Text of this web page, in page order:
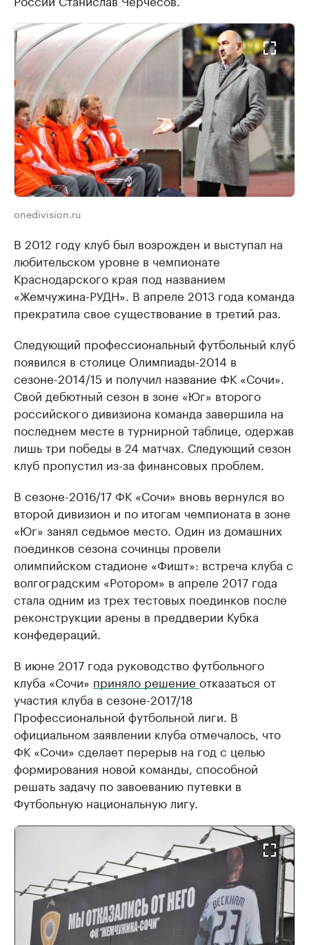
onedivision.ru
В 2012 году клуб был возрожден и выступал на
любительском уровне в чемпионате
Краснодарского края под названием
«Жемчужина-РУДН». В апреле 2013 года команда
прекратила свое существование в третий раз.
Следующий профессиональный футбольный клуб
появился в столице Олимпиады-2014 в
сезоне-2014/15 и получил название ФК «Сочи».
Свой дебютный сезон в зоне «Юг» второго
российского дивизиона команда завершила на
последнем месте в турнирной таблице, одержав
лишь три победы в 24 матчах. Следующий сезон
клуб пропустил из-за финансовых проблем.
В сезоне-2016/17 ФК «Сочи» вновь вернулся во
второй дивизион и по итогам чемпионата в зоне
«Юг» занял седьмое место. Один из домашних
поединков сезона сочинцы провели
олимпийском стадионе «Фишт»: встреча клуба с
волгоградским «Ротором» в апреле 2017 года
стала одним из трех тестовых поединков после
реконструкции арены в преддверии Кубка
конфедераций.
В июне 2017 года руководство футбольного
клуба «Сочи» приняло решение отказаться от
участия клуба в сезоне-2017/18
Профессиональной футбольной лиги. В
официальном заявлении клуба отмечалось, что
ФК «Сочи» сделает перерыв на год с целью
формирования новой команды, способной
решать задачу по завоеванию путевки в
Футбольную национальную лигу.